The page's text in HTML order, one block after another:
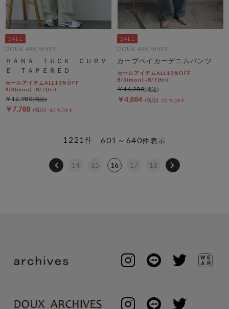
DOUX ARCHIVES
ＨＡＮＡ ＴＵＣＫ ＣＵＲＶ
Ｅ ＴＡＰＥＲＥＤ
セールアイテムALL10%OFF
8/3(mon)~8/7(fri)
￥7,788 40％OFF
￥12,980
DOUX ARCHIVES
カーブベイカーデニムパンツ
セールアイテムALL10%OFF
8/3(mon)~8/7(fri)
￥4,884 70％OFF
￥16,280
601～640件表示
1221 件
14 15 16 17 18